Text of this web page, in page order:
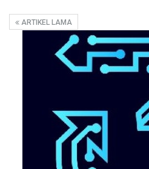
ARTIKEL LAMA